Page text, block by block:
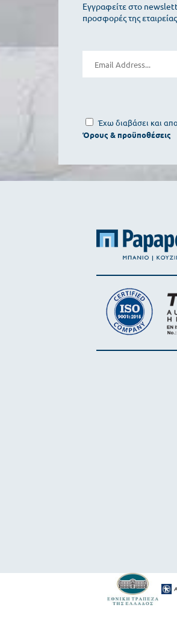
Εγγραφείτε στο
προσφορές της
Έχω διαβάσει και